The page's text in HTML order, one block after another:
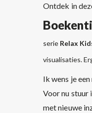
Ontdek in
serie Relax
visualisaties.
Ik wens je
Voor nu stuur
met nieuwe